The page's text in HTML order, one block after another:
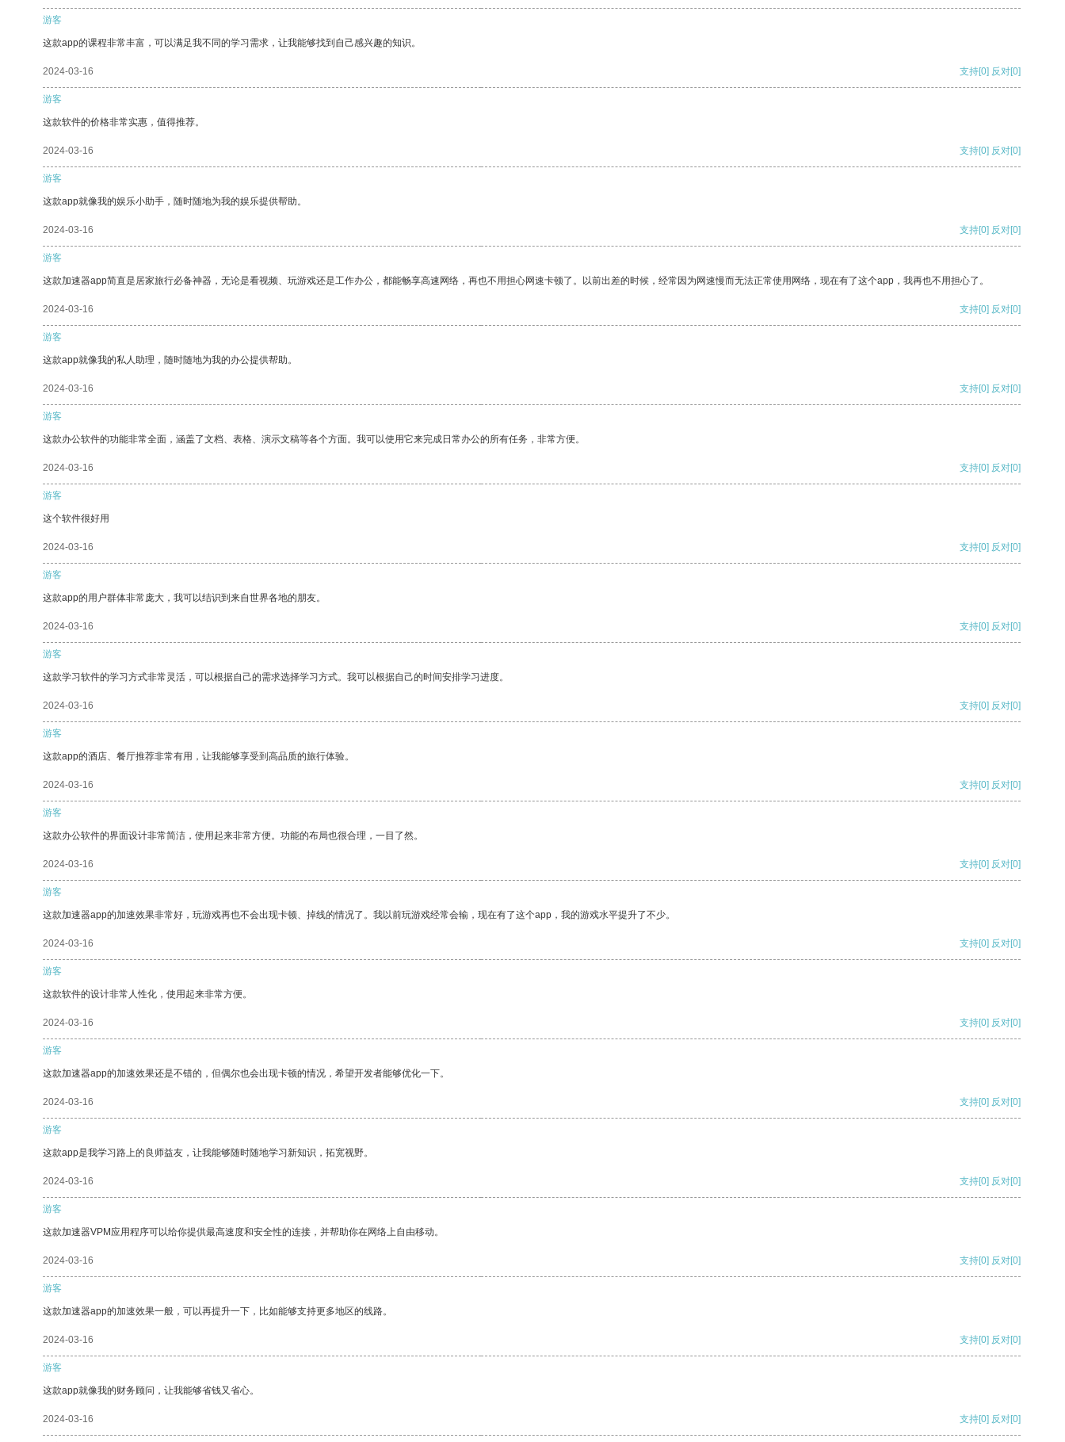
游客
这款app的课程非常丰富，可以满足我不同的学习需求，让我能够找到自己感兴趣的知识。
2024-03-16 支持[0] 反对[0]
游客
这款软件的价格非常实惠，值得推荐。
2024-03-16 支持[0] 反对[0]
游客
这款app就像我的娱乐小助手，随时随地为我的娱乐提供帮助。
2024-03-16 支持[0] 反对[0]
游客
这款加速器app简直是居家旅行必备神器，无论是看视频、玩游戏还是工作办公，都能畅享高速网络，再也不用担心网速卡顿了。以前出差的时候，经常因为网速慢而无法正常使用网络，现在有了这个app，我再也不用担心了。
2024-03-16 支持[0] 反对[0]
游客
这款app就像我的私人助理，随时随地为我的办公提供帮助。
2024-03-16 支持[0] 反对[0]
游客
这款办公软件的功能非常全面，涵盖了文档、表格、演示文稿等各个方面。我可以使用它来完成日常办公的所有任务，非常方便。
2024-03-16 支持[0] 反对[0]
游客
这个软件很好用
2024-03-16 支持[0] 反对[0]
游客
这款app的用户群体非常庞大，我可以结识到来自世界各地的朋友。
2024-03-16 支持[0] 反对[0]
游客
这款学习软件的学习方式非常灵活，可以根据自己的需求选择学习方式。我可以根据自己的时间安排学习进度。
2024-03-16 支持[0] 反对[0]
游客
这款app的酒店、餐厅推荐非常有用，让我能够享受到高品质的旅行体验。
2024-03-16 支持[0] 反对[0]
游客
这款办公软件的界面设计非常简洁，使用起来非常方便。功能的布局也很合理，一目了然。
2024-03-16 支持[0] 反对[0]
游客
这款加速器app的加速效果非常好，玩游戏再也不会出现卡顿、掉线的情况了。我以前玩游戏经常会输，现在有了这个app，我的游戏水平提升了不少。
2024-03-16 支持[0] 反对[0]
游客
这款软件的设计非常人性化，使用起来非常方便。
2024-03-16 支持[0] 反对[0]
游客
这款加速器app的加速效果还是不错的，但偶尔也会出现卡顿的情况，希望开发者能够优化一下。
2024-03-16 支持[0] 反对[0]
游客
这款app是我学习路上的良师益友，让我能够随时随地学习新知识，拓宽视野。
2024-03-16 支持[0] 反对[0]
游客
这款加速器VPM应用程序可以给你提供最高速度和安全性的连接，并帮助你在网络上自由移动。
2024-03-16 支持[0] 反对[0]
游客
这款加速器app的加速效果一般，可以再提升一下，比如能够支持更多地区的线路。
2024-03-16 支持[0] 反对[0]
游客
这款app就像我的财务顾问，让我能够省钱又省心。
2024-03-16 支持[0] 反对[0]